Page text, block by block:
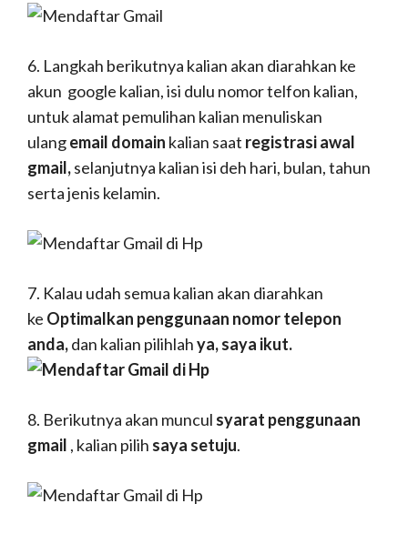
6. Langkah berikutnya kalian akan diarahkan ke
akun google kalian, isi dulu nomor telfon kalian,
untuk alamat pemulihan kalian menuliskan
ulangemail domain kalian saat registrasi awal
gmail,selanjutnya kalian isi deh hari, bulan, tahun
serta jenis kelamin.
7. Kalau udah semua kalian akan diarahkan
ke Optimalkan penggunaan nomor telepon
anda,dan kalian pilihlahya, saya ikut.
8. Berikutnya akan muncul syarat penggunaan
gmail , kalian pilih saya setuju.